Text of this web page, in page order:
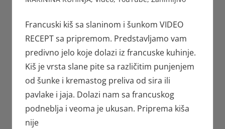
Francuski kiš sa slaninom i šunkom VIDEO
RECEPT sa pripremom. Predstavljamo vam
predivno jelo koje dolazi iz francuske kuhinje.
Kiš je vrsta slane pite sa različitim punjenjem
od šunke i kremastog preliva od sira ili
pavlake i jaja. Dolazi nam sa francuskog
podneblja i veoma je ukusan. Priprema kiša
nije